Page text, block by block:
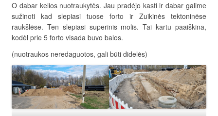
O dabar kelios nuotraukytės. Jau pradėjo kasti ir dabar galime
sužinoti kad slepiasi tuose forto ir Zuikinės tektoninėse
raukšlėse. Ten slepiasi superinis molis. Tai kartu paaiškina,
kodėl prie 5 forto visada buvo balos.
(nuotraukos neredaguotos, gali būti didelės)